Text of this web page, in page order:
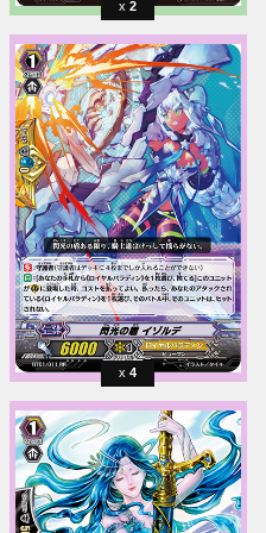
2
4